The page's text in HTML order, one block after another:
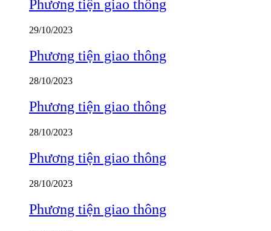
Phương tiện giao thông
29/10/2023
Phương tiện giao thông
28/10/2023
Phương tiện giao thông
28/10/2023
Phương tiện giao thông
28/10/2023
Phương tiện giao thông